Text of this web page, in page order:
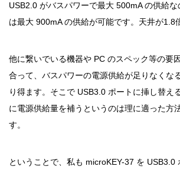
USB2.0 がバスパワーで最大 500mA の供給
は最大 900mA の供給が可能です。天井が1.8
他に繋いでいる機器や PC のスペック等の要
合って、バスパワーの電源供給が足りなくな
り得ます。そこで USB3.0 ポートに挿し替え
に電源供給量を補うというのは理に適った方
す。
ということで、私も microKEY-37 を USB3.0